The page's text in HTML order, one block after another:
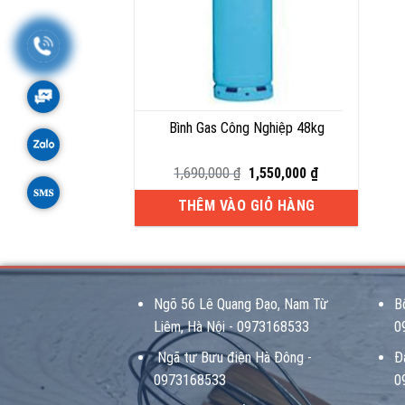
Bình Gas Công Nghiệp 48kg
1,690,000₫ Giá
gốc
là:
1,690,000 ₫.
1,550,000 ₫
hiện
1,550,000 ₫.
THÊM VÀO GIỎ HÀNG
Ngõ 56 Lê Quang Đạo, Nam Từ
Liêm, Hà Nội - 0973168533
Ngã tư Bưu điện Hà Đông -
0973168533